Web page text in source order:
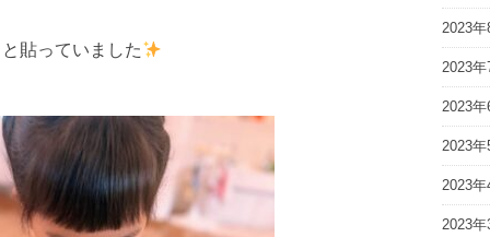
貼っていました
2023
2023
2023
2023
2023
2023